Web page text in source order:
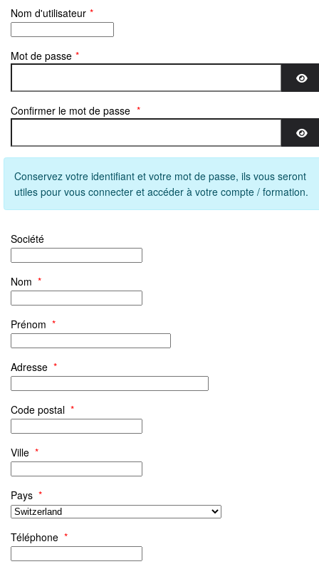
Nom d'utilisateur *
Mot de passe *
Confirmer le mot de passe *
Conservez votre identifiant et votre mot de passe, ils vous seront
utiles pour vous connecter et accéder à votre compte / formation.
Société
Nom *
Prénom *
Adresse *
Code postal *
Ville *
Pays *
Téléphone *